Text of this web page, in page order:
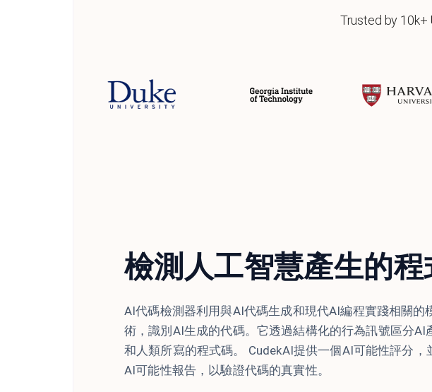
Trusted by 10k+
檢測人工智慧產生的程
AI代碼檢測器利用與AI代碼生成和現代AI編程實踐相關的
術，識別AI生成的代碼。它透過結構化的行為訊號區分AI
和人類所寫的程式碼。 CudekAI提供一個AI可能性評分，
AI可能性報告，以驗證代碼的真實性。